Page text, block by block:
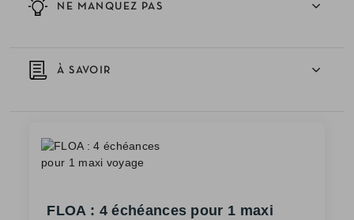
NE MANQUEZ PAS
À SAVOIR
FLOA : 4 échéances pour 1 maxi